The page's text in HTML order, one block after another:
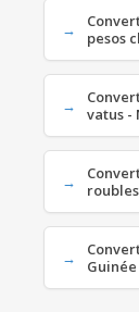
pesos
vatus -